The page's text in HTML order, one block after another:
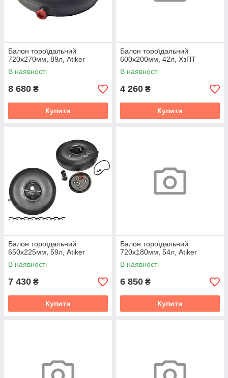
Балон тороїдальний
720х270мм, 89л, Atiker
В наявності
8 680 ₴
Купити
Балон тороїдальний
600х200мм, 42л, ХзПТ
В наявності
4 260 ₴
Купити
Балон тороїдальний
650х225мм, 59л, Atiker
В наявності
7 430 ₴
Купити
Балон тороїдальний
720х180мм, 54л, Atiker
В наявності
6 850 ₴
Купити